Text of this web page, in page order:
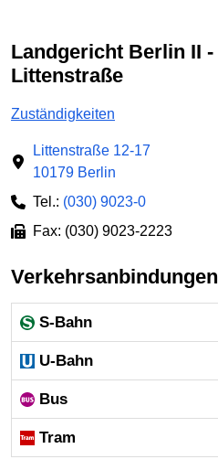
Landgericht Berlin II - Standort
Littenstraße
Zuständigkeiten
Littenstraße 12-17
10179 Berlin
Tel.: (030) 9023-0
Fax: (030) 9023-2223
Verkehrsanbindungen
S-Bahn
U-Bahn
Bus
Tram